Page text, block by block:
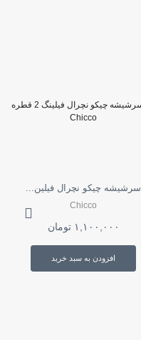
سرشیشه چیکو نچرال فیلین...
Chicco
۱,۱۰۰,۰۰۰ تومان
افزودن به سبد خرید